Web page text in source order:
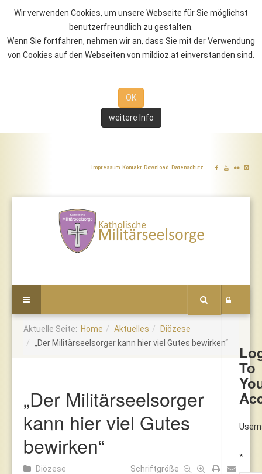
Wir verwenden Cookies, um unsere Webseite für Sie möglichst
benutzerfreundlich zu gestalten.
Wenn Sie fortfahren, nehmen wir an, dass Sie mit der Verwendung
von Cookies auf den Webseiten von mildioz.at einverstanden sind.
OK
weitere Info
Impressum Kontakt Download Datenschutz
To
*
Aktuelle Seite: Home Aktuelles
Diözese
„Der Militärseelsorger kann hier viel Gutes bewirken“
„Der Militärseelsorger
kann hier viel Gutes
bewirken“
Diözese Schriftgröße